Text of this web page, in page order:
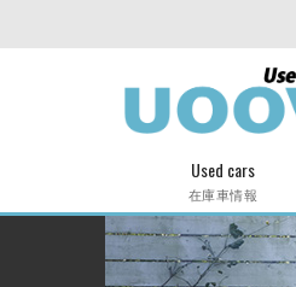
Used cars
在庫車情報